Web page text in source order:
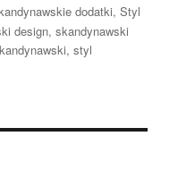
dodatki,Styl
design,skandynawski
,styl